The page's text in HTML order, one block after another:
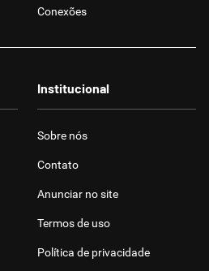
Conexões
Institucional
Sobre nós
Contato
Anunciar no site
Termos de uso
Política de privacidade